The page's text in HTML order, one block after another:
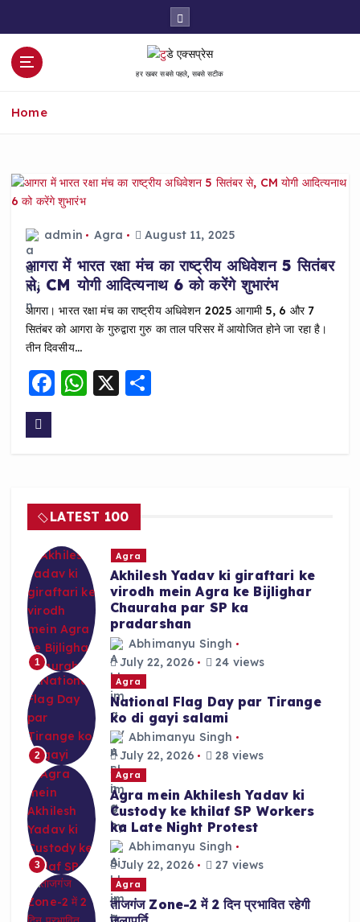
हर खबर सबसे पहले, सबसे सटीक
Home
admin Agra August 11, 2025
आगरा में भारत रक्षा मंच का राष्ट्रीय अधिवेशन 5 सितंबर
से, CM योगी आदित्यनाथ 6 को करेंगे शुभारंभ
आगरा। भारत रक्षा मंच का राष्ट्रीय अधिवेशन 2025 आगामी 5, 6 और 7
सितंबर को आगरा के गुरुद्वारा गुरु का ताल परिसर में आयोजित होने जा रहा है।
तीन दिवसीय…
F
o
o
k
W
p
p
X S
LATEST 100
1
Agra
Akhilesh Yadav ki giraftari ke
virodh mein Agra ke Bijlighar
Chauraha par SP ka
pradarshan
Abhimanyu Singh
July 22, 2026
24 views
2
Agra
National Flag Day par Tirange
ko di gayi salami
Abhimanyu Singh
July 22, 2026
28 views
3
Agra
Agra mein Akhilesh Yadav ki
Custody ke khilaf SP Workers
ka Late Night Protest
Abhimanyu Singh
July 22, 2026
27 views
Agra
ताजगंज Zone-2 में 2 दिन प्रभावित रहेगी